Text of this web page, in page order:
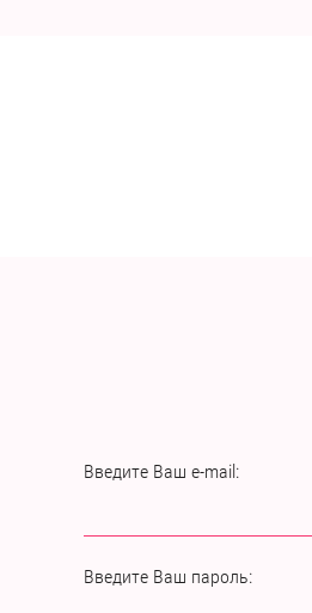
Введите Ваш e-mail:
Введите Ваш пароль: